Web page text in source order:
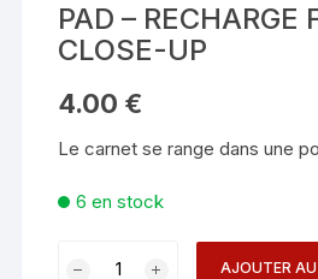
PAD – RECHARGE
CLOSE-UP
4.00 €
Le carnet se range dans une
6 en stock
AJOUTER AU